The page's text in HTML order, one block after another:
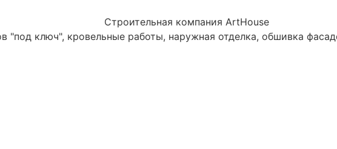
Строительная компания ArtHouse
"под ключ", кровельные работы, наружная отделка, обшивка